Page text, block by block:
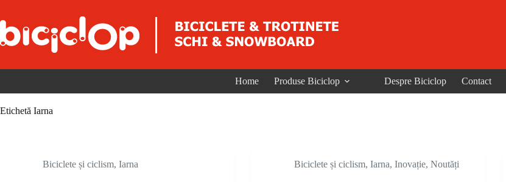
Home Produse Biciclop Despre Biciclop Contact
Etichetă Iarna
Biciclete și ciclism, Iarna Biciclete și ciclism,Iarna,Inovație,Noutăți